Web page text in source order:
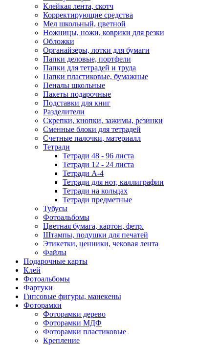
Клейкая лента, скотч
Корректирующие средства
Мел школьный, цветной
Ножницы, ножи, коврики для резки
Обложки
Органайзеры, лотки для бумаги
Папки деловые, портфели
Папки для тетрадей и труда
Папки пластиковые, бумажные
Пеналы школьные
Пакеты подарочные
Подставки для книг
Разделители
Скрепки, кнопки, зажимы, резинки
Сменные блоки для тетрадей
Счетные палочки, материалл
Тетради
Тетради 48 - 96 листа
Тетради 12 - 24 листа
Тетради А-4
Тетради для нот, каллиграфии
Тетради на кольцах
Тетради предметные
Тубусы
Фотоальбомы
Цветная бумага, картон, фетр.
Штампы, подушки для печатей
Этикетки, ценники, чековая лента
Файлы
Подарочные карты
Клей
Фотоальбомы
Фартуки
Гипсовые фигуры, манекены
Фоторамки
Фоторамки дерево
Фоторамки МДФ
Фоторамки пластиковые
Крепление